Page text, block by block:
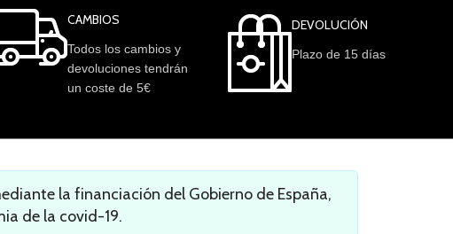
CAMBIOS
Todos los cambios y
devoluciones tendrán
un coste de 5€
DEVOLUCIÓN
Plazo de 15 días
la financiación del Gobierno de España,
de la covid-19.